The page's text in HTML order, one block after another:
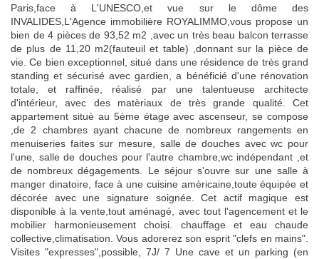
Paris,face à L'UNESCO,et vue sur le dôme des
INVALIDES,L'Agence immobilière ROYALIMMO,vous propose un
bien de 4 pièces de 93,52 m2 ,avec un très beau balcon terrasse
de plus de 11,20 m2(fauteuil et table) ,donnant sur la pièce de
vie. Ce bien exceptionnel, situé dans une résidence de très grand
standing et sécurisé avec gardien, a bénéficié d'une rénovation
totale, et raffinée, réalisé par une talentueuse architecte
d'intérieur, avec des matèriaux de très grande qualité. Cet
appartement situè au 5ème étage avec ascenseur, se compose
,de 2 chambres ayant chacune de nombreux rangements en
menuiseries faites sur mesure, salle de douches avec wc pour
l'une, salle de douches pour l'autre chambre,wc indépendant ,et
de nombreux dégagements. Le séjour s'ouvre sur une salle à
manger dinatoire, face à une cuisine amèricaine,toute équipée et
décorée avec une signature soignée. Cet actif magique est
disponible à la vente,tout aménagé, avec tout l'agencement et le
mobilier harmonieusement choisi. chauffage et eau chaude
collective,climatisation. Vous adorerez son esprit "clefs en mains".
Visites "expresses",possible, 7J/ 7 Une cave et un parking (en